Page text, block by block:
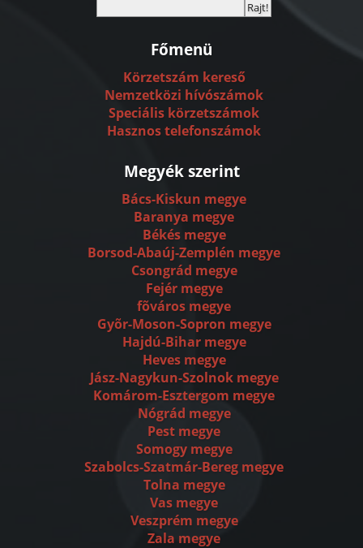
Főmenü
Körzetszám kereső
Nemzetközi hívószámok
Speciális körzetszámok
Hasznos telefonszámok
Megyék szerint
Bács-Kiskun megye
Baranya megye
Békés megye
Borsod-Abaúj-Zemplén megye
Csongrád megye
Fejér megye
fõváros megye
Gyõr-Moson-Sopron megye
Hajdú-Bihar megye
Heves megye
Jász-Nagykun-Szolnok megye
Komárom-Esztergom megye
Nógrád megye
Pest megye
Somogy megye
Szabolcs-Szatmár-Bereg megye
Tolna megye
Vas megye
Veszprém megye
Zala megye